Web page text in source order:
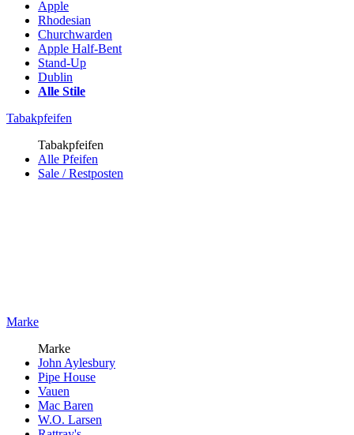
Apple
Rhodesian
Churchwarden
Apple Half-Bent
Stand-Up
Dublin
Alle Stile
Tabakpfeifen
Tabakpfeifen
Alle Pfeifen
Sale / Restposten
Marke
Marke
John Aylesbury
Pipe House
Vauen
Mac Baren
W.O. Larsen